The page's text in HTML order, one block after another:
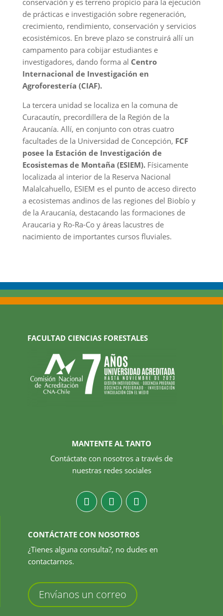
de prácticas e investigación sobre regeneración,
crecimiento, rendimiento, conservación y servicios
ecosistémicos. En breve plazo se construirá allí un
campamento para cobijar estudiantes e
investigadores, dando forma al Centro
Internacional de Investigación en
Agroforestería (CIAF).
La tercera unidad se localiza en la comuna de
Curacautín, precordillera de la Región de la
Araucanía. Allí, en conjunto con otras cuatro
facultades de la Universidad de Concepción, FCF
posee la Estación de Investigación de
Ecosistemas de Montaña (ESIEM).Físicamente
localizada al interior de la Reserva Nacional
Malalcahuello, ESIEM es el punto de acceso directo
a ecosistemas andinos de las regiones del Biobío y
de la Araucanía, destacando las formaciones de
Araucaria y Ro-Ra-Co y áreas lacustres de
nacimiento de importantes cursos fluviales.
FACULTAD CIENCIAS FORESTALES
MANTENTE AL TANTO
Contáctate con nosotros a través de
nuestras redes sociales
CONTÁCTATE CON NOSOTROS
¿Tienes alguna consulta?, no dudes en
contactarnos.
Envíanos un correo